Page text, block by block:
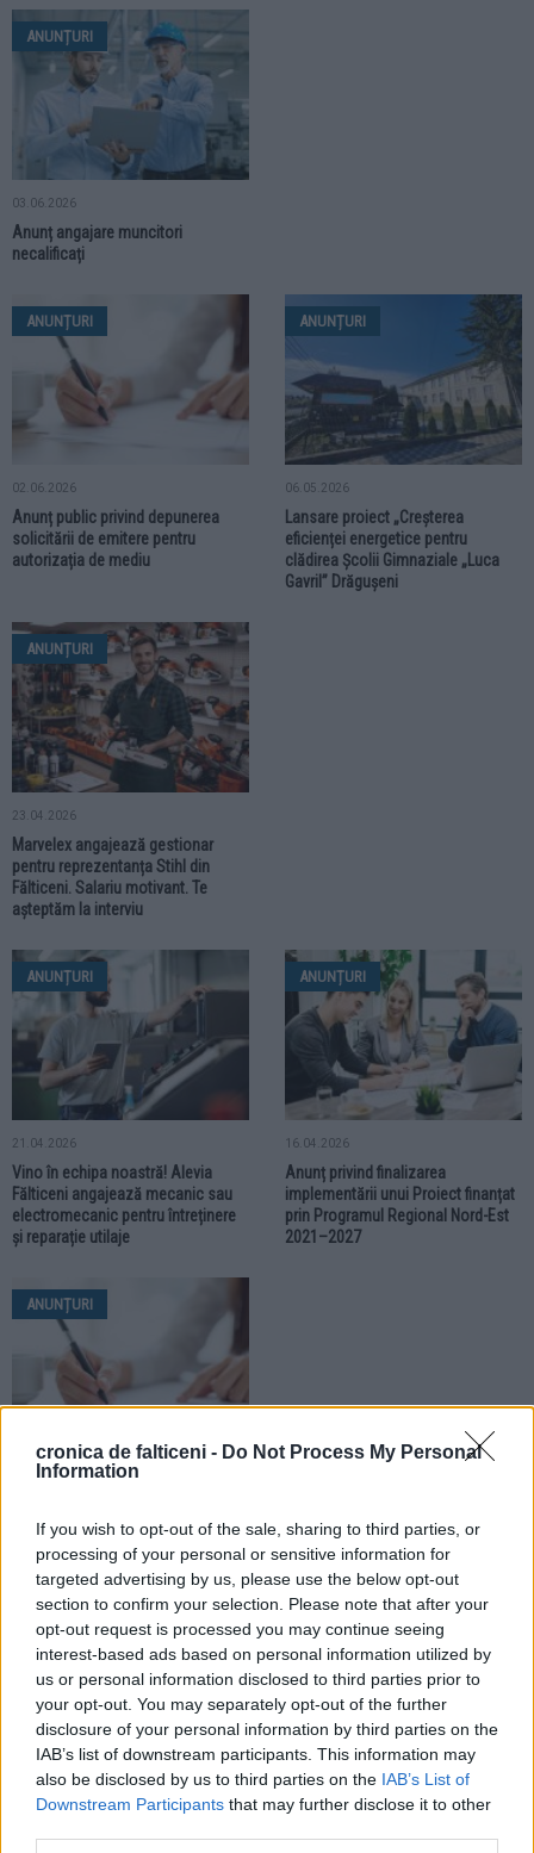
cronica de falticeni - Do Not Process My Personal
Information
If you wish to opt-out of the sale, sharing to third parties, or
processing of your personal or sensitive information for
targeted advertising by us, please use the below opt-out
section to confirm your selection. Please note that after your
opt-out request is processed you may continue seeing
interest-based ads based on personal information utilized by
us or personal information disclosed to third parties prior to
your opt-out. You may separately opt-out of the further
disclosure of your personal information by third parties on the
IAB’s list of downstream participants. This information may
also be disclosed by us to third parties on the IAB’s List of
Downstream Participants that may further disclose it to other
ANUNȚURI
03.06.2026
Anunț angajare muncitori
necalificați
ANUNȚURI
02.06.2026
Anunț public privind depunerea
solicitării de emitere pentru
autorizația de mediu
ANUNȚURI
06.05.2026
Lansare proiect „Creșterea
eficienței energetice pentru
clădirea Școlii Gimnaziale „Luca
Gavril” Drăgușeni
ANUNȚURI
23.04.2026
Marvelex angajează gestionar
pentru reprezentanța Stihl din
Fălticeni. Salariu motivant. Te
așteptăm la interviu
ANUNȚURI
21.04.2026
Vino în echipa noastră! Alevia
Fălticeni angajează mecanic sau
electromecanic pentru întreținere
și reparație utilaje
ANUNȚURI
16.04.2026
Anunț privind finalizarea
implementării unui Proiect finanțat
prin Programul Regional Nord-Est
2021–2027
ANUNȚURI
16.04.2026
solicitării emiterii autorizației de
mediu pentru prelucrarea și
fasonarea sticlei plate
ANUNȚURI
05.03.2026
ANUNȚURI
03.03.2026